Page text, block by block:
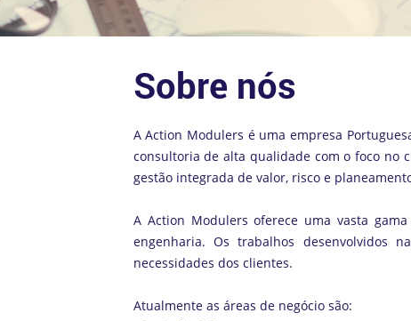
Sobre nós
A Action Modulers é uma empresa
consultoria de alta qualidade com o foco no
gestão integrada de valor, risco e
A Action Modulers oferece uma vasta
engenharia. Os trabalhos desenvolvidos
necessidades dos clientes.
Atualmente as áreas de negócio são: